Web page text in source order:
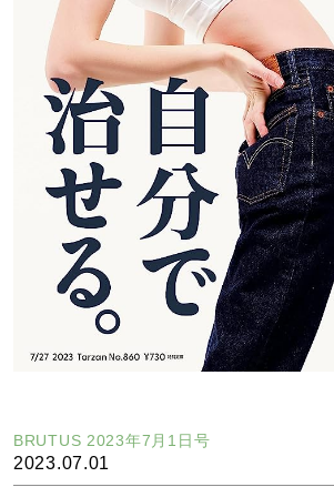
BRUTUS 2023年7月1日号
2023.07.01